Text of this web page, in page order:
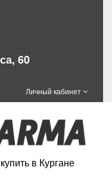
60
Личный кабинет
в Кургане